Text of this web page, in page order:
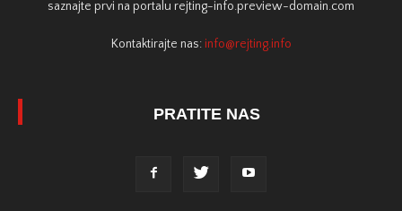
saznajte prvi na portalu rejting-info.preview-domain.com
Kontaktirajte nas: info@rejting.info
PRATITE NAS